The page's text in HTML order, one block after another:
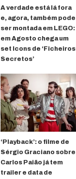
A verdade está lá fora
e, agora, também pode
ser montada em LEGO:
em Agosto chega um
set Icons de ‘Ficheiros
Secretos’
‘Playback’: o filme de
Sérgio Graciano sobre
Carlos Paião já tem
trailer e data de